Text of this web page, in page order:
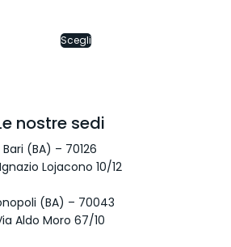
Scegli
nostre sedi
Bari (BA) – 70126
Lojacono 10/12
(BA) – 70043
Aldo Moro 67/10